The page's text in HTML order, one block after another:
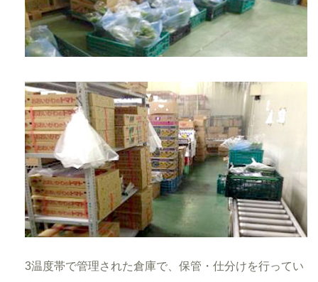
3温度帯で管理された倉庫で、保管・仕分けを行ってい